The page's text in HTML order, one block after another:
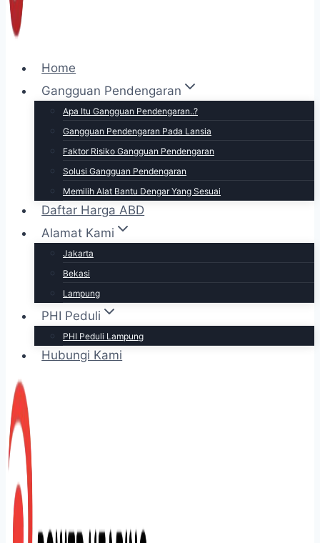
Home
Gangguan Pendengaran
Apa Itu Gangguan Pendengaran..?
Gangguan Pendengaran Pada Lansia
Faktor Risiko Gangguan Pendengaran
Solusi Gangguan Pendengaran
Memilih Alat Bantu Dengar Yang Sesuai
Daftar Harga ABD
Alamat Kami
Jakarta
Bekasi
Lampung
PHI Peduli
PHI Peduli Lampung
Hubungi Kami